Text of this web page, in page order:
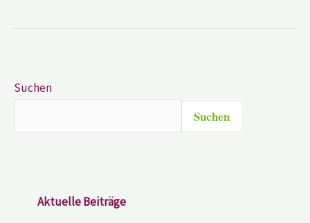
Suchen
Suchen
Aktuelle Beiträge